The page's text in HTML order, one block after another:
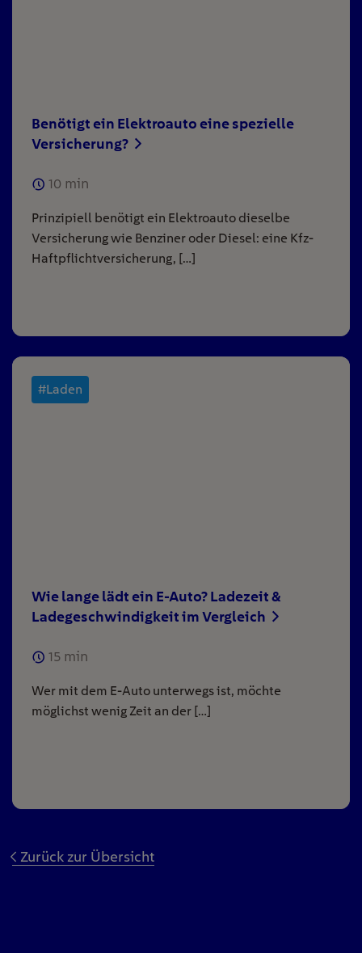
Benötigt ein Elektroauto eine spezielle
Versicherung?
10 min
Prinzipiell benötigt ein Elektroauto dieselbe
Versicherung wie Benziner oder Diesel: eine Kfz-
Haftpflichtversicherung, […]
#Laden
Wie lange lädt ein E-Auto? Ladezeit &
Ladegeschwindigkeit im Vergleich
15 min
Wer mit dem E-Auto unterwegs ist, möchte
möglichst wenig Zeit an der […]
Zurück zur Übersicht